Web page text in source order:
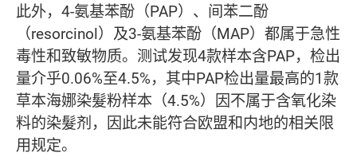
此外，4-氨基苯酚（PAP）、间苯二酚
（resorcinol）及3-氨基苯酚（MAP）都属于急性
毒性和致敏物质。测试发现4款样本含PAP，检出
量介乎0.06%至4.5%，其中PAP检出量最高的1款
草本海娜染髮粉样本（4.5%）因不属于含氧化染
料的染髮剂，因此未能符合欧盟和内地的相关限
用规定。